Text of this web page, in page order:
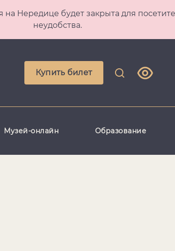
на Нередице будет закрыта для
неудобства.
Купить билет
Музей-онлайн Образование